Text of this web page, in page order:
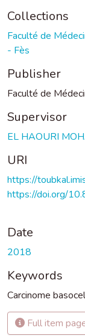
Collections
Faculté de
- Fès
Publisher
Faculté de
Supervisor
EL HAOURI
URI
https://
https://doi.org/
Date
2018
Keywords
Carcinome
Full item